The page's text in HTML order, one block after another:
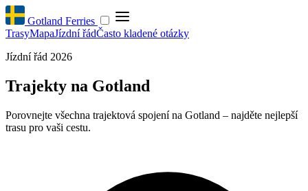
Gotland Ferries
TrasyMapaJízdní řádČasto kladené otázky
Jízdní řád 2026
Trajekty na Gotland
Porovnejte všechna trajektová spojení na Gotland – najděte nejlepší
trasu pro vaši cestu.